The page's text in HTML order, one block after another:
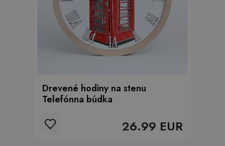
Drevené hodiny na stenu
Telefónna búdka
26.99 EUR